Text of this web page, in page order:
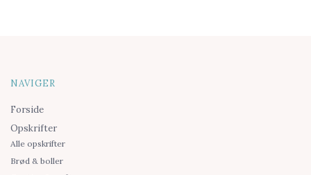
NAVIGER
Forside
Opskrifter
Alle opskrifter
Brød & boller